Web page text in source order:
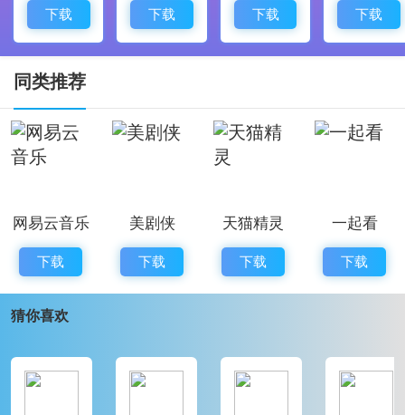
务融为一体的智慧城市级综合客户端。基于临汾日报的
智慧采编一体化平台和市政务信息共享交换平台，利用
云计算、大数据和人工智能等技术，向用户提供更具参
2、临汾日报社将“临汾云”作为新闻融合发展的主要平
台，推动内容生产由传统纸媒向多终端、多形态的全媒
和高效媒体。
3、这款APP属于临汾人，覆盖本地、身边与云端场景，
式，令日常操作更轻松一点。
1、数字资源
下载 下载 下载 下载
同类推荐
网易云音乐
下载
美剧侠
下载
天猫精灵
下载
一起看
下载
猜你喜欢